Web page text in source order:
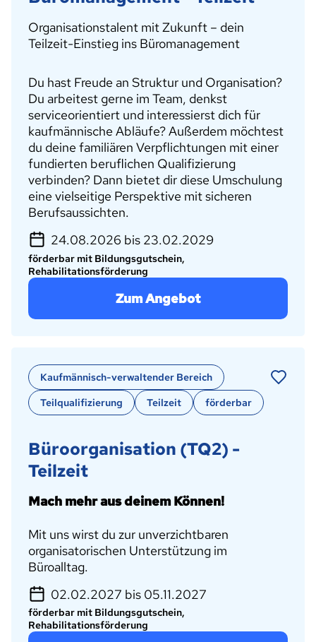
Organisationstalent mit Zukunft – dein
Teilzeit-Einstieg ins Büromanagement
Du hast Freude an Struktur und Organisation?
Du arbeitest gerne im Team, denkst
serviceorientiert und interessierst dich für
kaufmännische Abläufe? Außerdem möchtest
du deine familiären Verpflichtungen mit einer
fundierten beruflichen Qualifizierung
verbinden? Dann bietet dir diese Umschulung
eine vielseitige Perspektive mit sicheren
Berufsaussichten.
24.08.2026 bis 23.02.2029
förderbar mit Bildungsgutschein,
Rehabilitationsförderung
Zum Angebot
Kaufmännisch-verwaltender Bereich
Teilqualifizierung
Teilzeit förderbar
Büroorganisation (TQ2) -
Teilzeit
Mach mehr aus deinem Können!
Mit uns wirst du zur unverzichtbaren
organisatorischen Unterstützung im
Büroalltag.
02.02.2027 bis 05.11.2027
förderbar mit Bildungsgutschein,
Rehabilitationsförderung